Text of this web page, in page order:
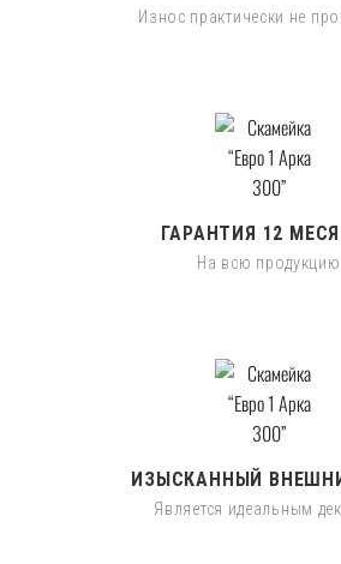
Износ практически не
ГАРАНТИЯ 12
На всю продукцию
ИЗЫСКАННЫЙ
Является идеальным